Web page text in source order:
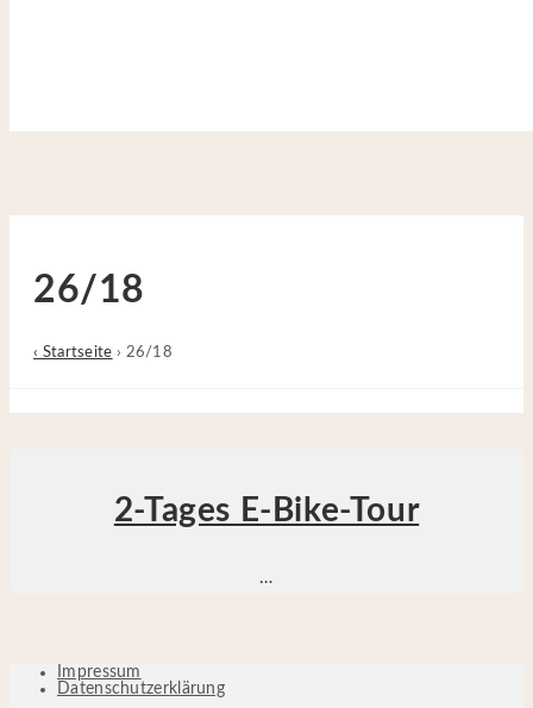
26/18
‹ Startseite › 26/18
2-Tages E-Bike-Tour
…
Impressum
Datenschutzerklärung